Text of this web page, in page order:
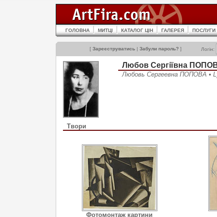
ГОЛОВНА МИТЦІ КАТАЛОГ ЦІН ГАЛЕРЕЯ ПОСЛУГИ
[ Зареєструватись | Забули пароль? ] Логін:
Любов Сергіївна
Любовь Сергеевна ПОПОВА •
Твори
Фотомонтаж картини